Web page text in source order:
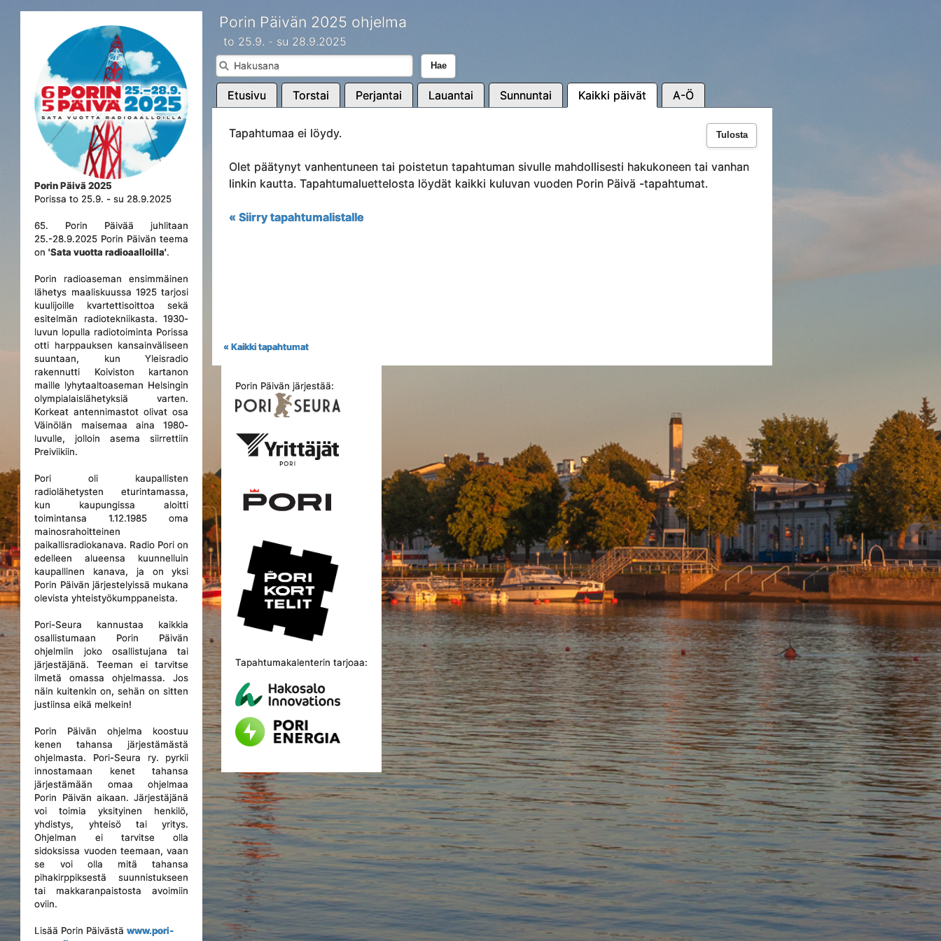
Porin Päivä 2025
Porissa to 25.9. - su 28.9.2025
65. Porin Päivää juhlitaan
25.-28.9.2025 Porin Päivän teema
on'Sata vuotta radioaalloilla'.
Porin radioaseman ensimmäinen
lähetys maaliskuussa 1925 tarjosi
kuulijoille kvartettisoittoa sekä
esitelmän radiotekniikasta. 1930-
luvun lopulla radiotoiminta Porissa
otti harppauksen kansainväliseen
suuntaan, kun Yleisradio
rakennutti Koiviston kartanon
maille lyhytaaltoaseman Helsingin
olympialaislähetyksiä varten.
Korkeat antennimastot olivat osa
Väinölän maisemaa aina 1980-
luvulle, jolloin asema siirrettiin
Preiviikiin.
Pori oli kaupallisten
radiolähetysten eturintamassa,
kun kaupungissa aloitti
toimintansa 1.12.1985 oma
mainosrahoitteinen
paikallisradiokanava. Radio Pori on
edelleen alueensa kuunnelluin
kaupallinen kanava, ja on yksi
Porin Päivän järjestelyissä mukana
olevista yhteistyökumppaneista.
Pori-Seura kannustaa kaikkia
osallistumaan Porin Päivän
ohjelmiin joko osallistujana tai
järjestäjänä. Teeman ei tarvitse
ilmetä omassa ohjelmassa. Jos
näin kuitenkin on, sehän on sitten
justiinsa eikä melkein!
Porin Päivän ohjelma koostuu
kenen tahansa järjestämästä
ohjelmasta. Pori-Seura ry. pyrkii
innostamaan kenet tahansa
järjestämään omaa ohjelmaa
Porin Päivän aikaan. Järjestäjänä
voi toimia yksityinen henkilö,
yhdistys, yhteisö tai yritys.
Ohjelman ei tarvitse olla
sidoksissa vuoden teemaan, vaan
se voi olla mitä tahansa
pihakirppiksestä suunnistukseen
tai makkaranpaistosta avoimiin
oviin.
Lisää Porin Päivästäwww.pori-
Porin Päivän 2025 ohjelma
to 25.9. - su 28.9.2025
Hae
Etusivu Torstai Perjantai Lauantai Sunnuntai Kaikki päivät A-Ö
Tulosta
Tapahtumaa ei löydy.
Olet päätynyt vanhentuneen tai poistetun tapahtuman sivulle mahdollisesti hakukoneen tai vanhan
linkin kautta. Tapahtumaluettelosta löydät kaikki kuluvan vuoden Porin Päivä -tapahtumat.
« Siirry tapahtumalistalle
« Kaikki tapahtumat
Porin Päivän järjestää:
Tapahtumakalenterin tarjoaa: